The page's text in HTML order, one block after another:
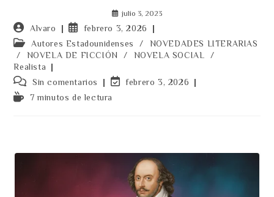
julio 3, 2023
Autor
de
la
entrada:
Alvaro
Publicación
de
la
febrero 3, 2026
Categoría
de
la
entrada:
Autores Estadounidenses /
NOVEDADES LITERARIAS
/
NOVELA DE FICCIÓN / NOVELA SOCIAL
/
Realista
Comentarios
de
la
Sin comentarios
Últimafebrero 3, 2026
Tiempo7 minutos de lectura